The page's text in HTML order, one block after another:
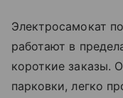
Электросамокат
работают в
короткие заказы.
парковки, легко